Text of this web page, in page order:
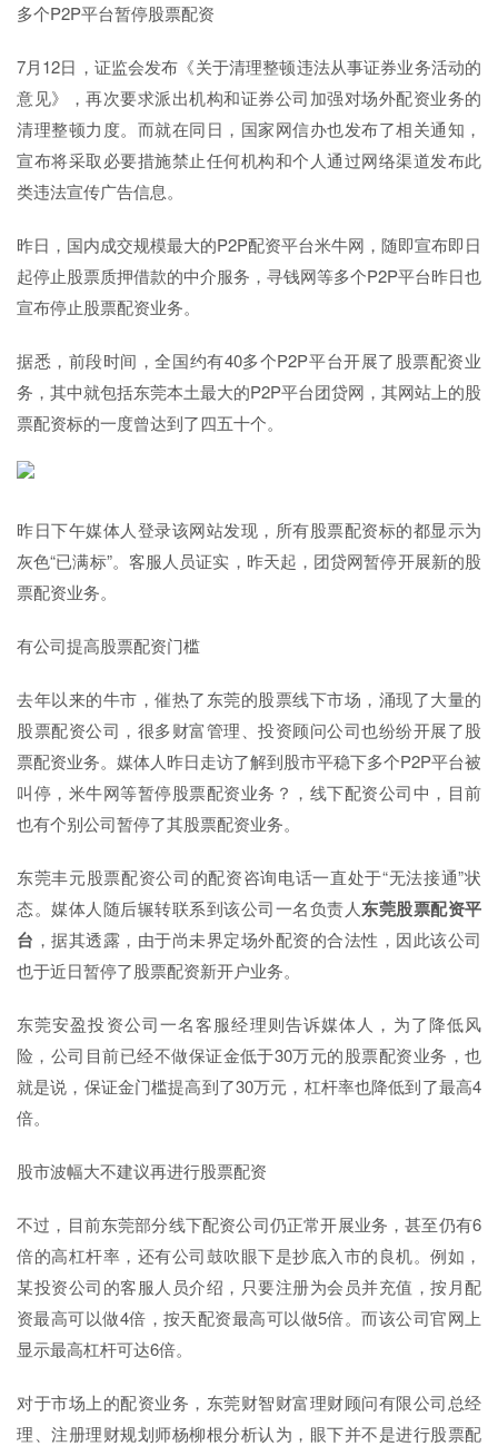
多个P2P平台暂停股票配资
7月12日，证监会发布《关于清理整顿违法从事证券业务活动的
意见》，再次要求派出机构和证券公司加强对场外配资业务的
清理整顿力度。而就在同日，国家网信办也发布了相关通知，
宣布将采取必要措施禁止任何机构和个人通过网络渠道发布此
类违法宣传广告信息。
昨日，国内成交规模最大的P2P配资平台米牛网，随即宣布即日
起停止股票质押借款的中介服务，寻钱网等多个P2P平台昨日也
宣布停止股票配资业务。
据悉，前段时间，全国约有40多个P2P平台开展了股票配资业
务，其中就包括东莞本土最大的P2P平台团贷网，其网站上的股
票配资标的一度曾达到了四五十个。
昨日下午媒体人登录该网站发现，所有股票配资标的都显示为
灰色“已满标”。客服人员证实，昨天起，团贷网暂停开展新的股
票配资业务。
有公司提高股票配资门槛
去年以来的牛市，催热了东莞的股票线下市场，涌现了大量的
股票配资公司，很多财富管理、投资顾问公司也纷纷开展了股
票配资业务。媒体人昨日走访了解到股市平稳下多个P2P平台被
叫停，米牛网等暂停股票配资业务？，线下配资公司中，目前
也有个别公司暂停了其股票配资业务。
东莞丰元股票配资公司的配资咨询电话一直处于“无法接通”状
态。媒体人随后辗转联系到该公司一名负责人东莞股票配资平
台 ，据其透露，由于尚未界定场外配资的合法性，因此该公司
也于近日暂停了股票配资新开户业务。
东莞安盈投资公司一名客服经理则告诉媒体人，为了降低风
险，公司目前已经不做保证金低于30万元的股票配资业务，也
就是说，保证金门槛提高到了30万元，杠杆率也降低到了最高4
倍。
股市波幅大不建议再进行股票配资
不过，目前东莞部分线下配资公司仍正常开展业务，甚至仍有6
倍的高杠杆率，还有公司鼓吹眼下是抄底入市的良机。例如，
某投资公司的客服人员介绍，只要注册为会员并充值，按月配
资最高可以做4倍，按天配资最高可以做5倍。而该公司官网上
显示最高杠杆可达6倍。
对于市场上的配资业务，东莞财智财富理财顾问有限公司总经
理、注册理财规划师杨柳根分析认为，眼下并不是进行股票配